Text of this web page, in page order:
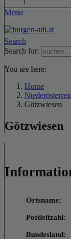
Menu
Search
Search for:
You are here:
Home
Götzwiesen
Götzwiesen
Ortsname:
Postleitzahl:
Bundesland: